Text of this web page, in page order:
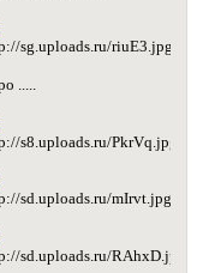
.....